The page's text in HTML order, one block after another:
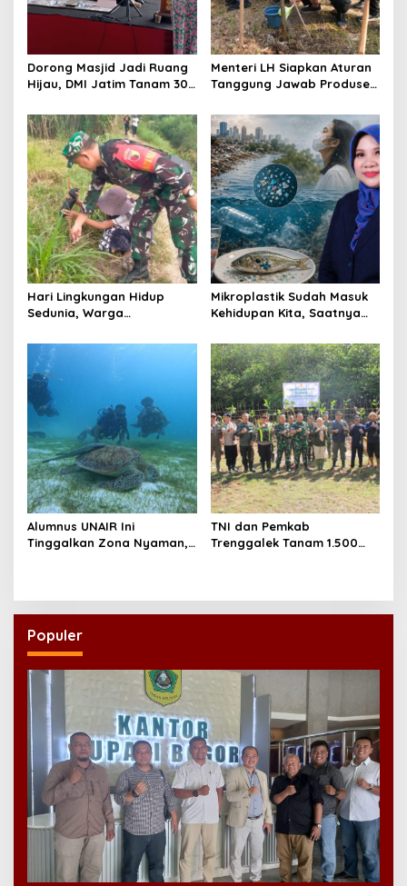
a
i
o
n
Dorong Masjid Jadi Ruang
Hijau, DMI Jatim Tanam 300
Menteri LH Siapkan Aturan
Tanggung Jawab Produsen
Hari Lingkungan Hidup
Sedunia, Warga
Pohon untuk Menjaga Masa
Depan
Mikroplastik Sudah Masuk
Kehidupan Kita, Saatnya
Remeh Sampah
Alumnus UNAIR Ini
Tinggalkan Zona Nyaman,
TNI dan Pemkab
Trenggalek Tanam 1.500
Populer